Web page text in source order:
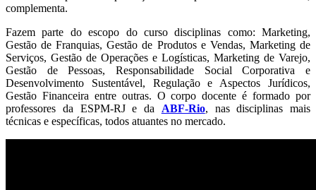
complementa.
Fazem parte do escopo do curso disciplinas como: Marketing,
Gestão de Franquias, Gestão de Produtos e Vendas, Marketing de
Serviços, Gestão de Operações e Logísticas, Marketing de Varejo,
Gestão de Pessoas, Responsabilidade Social Corporativa e
Desenvolvimento Sustentável, Regulação e Aspectos Jurídicos,
Gestão Financeira entre outras. O corpo docente é formado por
professores da ESPM-RJ e da ABF-Rio, nas disciplinas mais
técnicas e específicas, todos atuantes no mercado.